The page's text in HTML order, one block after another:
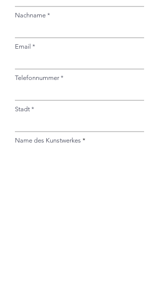
Nachname
Email
Telefonnummer
Stadt
Name des Kunstwerkes